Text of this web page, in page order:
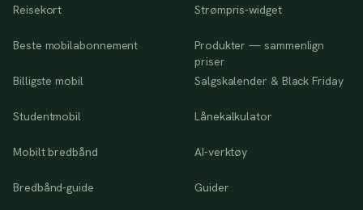
Reisekort
Beste mobilabonnement
Billigste mobil
Studentmobil
Mobilt bredbånd
Bredbånd-guide
Strømpris-widget
Produkter — sammenlign
priser
Salgskalender & Black Friday
Lånekalkulator
AI-verktøy
Guider